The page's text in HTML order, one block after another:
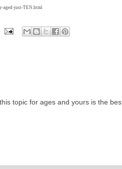
aged-just-TEN.html
topic for ages and yours is the